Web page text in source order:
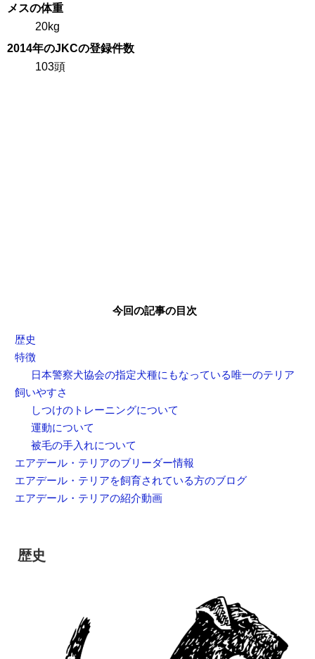
メスの体重
20kg
2014年のJKCの登録件数
103頭
今回の記事の目次
歴史
特徴
日本警察犬協会の指定犬種にもなっている唯一のテリア
飼いやすさ
しつけのトレーニングについて
運動について
被毛の手入れについて
エアデール・テリアのブリーダー情報
エアデール・テリアを飼育されている方のブログ
エアデール・テリアの紹介動画
歴史